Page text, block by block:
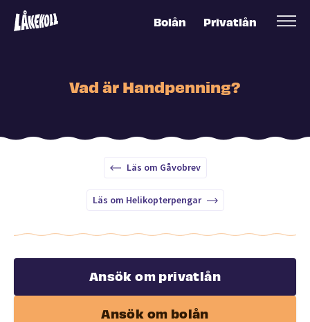
Bolån Privatlån
Vad är Handpenning?
Läs om Gåvobrev
Läs om Helikopterpengar
Ansök om privatlån
Ansök om bolån